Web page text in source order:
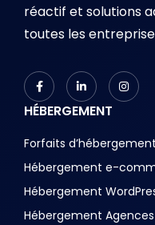
réactif et solutions
toutes les
HÉBERGEMENT
Forfaits d’hébergement
Hébergement e-
Hébergement
Hébergement Agences